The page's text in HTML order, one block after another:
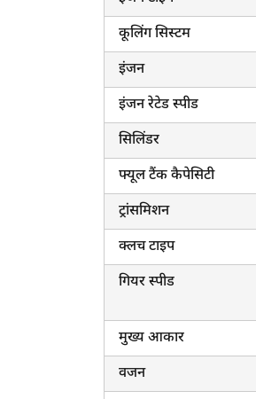
कूलिंग सिस्टम
इंजन
इंजन रेटेड स्पीड
सिलिंडर
फ्यूल टैंक कैपेसिटी
ट्रांसमिशन
क्लच टाइप
गियर स्पीड
मुख्य आकार
वजन